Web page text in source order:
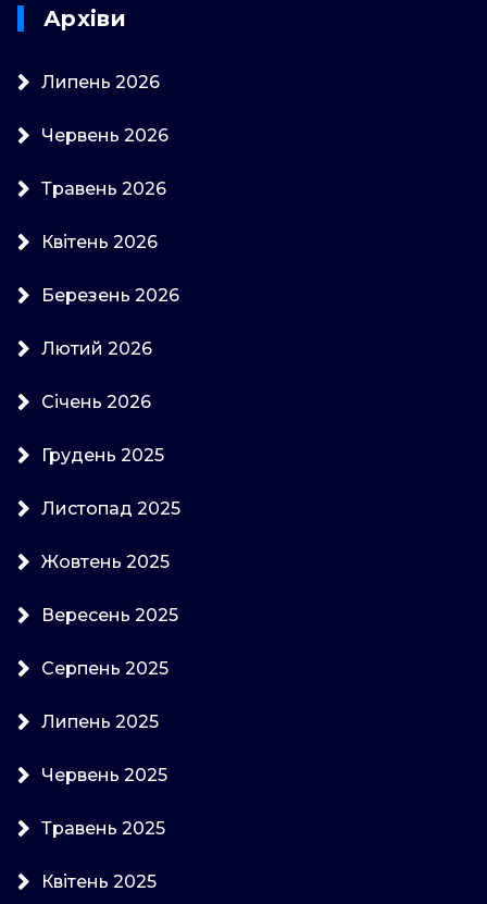
Архіви
Липень 2026
Червень 2026
Травень 2026
Квітень 2026
Березень 2026
Лютий 2026
Січень 2026
Грудень 2025
Листопад 2025
Жовтень 2025
Вересень 2025
Серпень 2025
Липень 2025
Червень 2025
Травень 2025
Квітень 2025